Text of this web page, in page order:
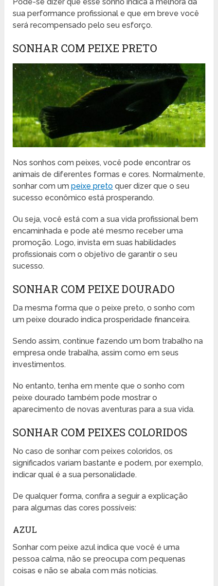
Pode-se dizer que esse sonho indica a melhora da
sua performance profissional e que em breve você
será recompensado pelo seu esforço.
SONHAR COM PEIXE PRETO
Nos sonhos com peixes, você pode encontrar os
animais de diferentes formas e cores. Normalmente,
sonhar com umpeixe preto quer dizer que o seu
sucesso econômico está prosperando.
Ou seja, você está com a sua vida profissional bem
encaminhada e pode até mesmo receber uma
promoção. Logo, invista em suas habilidades
profissionais com o objetivo de garantir o seu
sucesso.
SONHAR COM PEIXE DOURADO
Da mesma forma que o peixe preto, o sonho com
um peixe dourado indica prosperidade financeira.
Sendo assim, continue fazendo um bom trabalho na
empresa onde trabalha, assim como em seus
investimentos.
No entanto, tenha em mente que o sonho com
peixe dourado também pode mostrar o
aparecimento de novas aventuras para a sua vida.
SONHAR COM PEIXES COLORIDOS
No caso de sonhar com peixes coloridos, os
significados variam bastante e podem, por exemplo,
indicar qual é a sua personalidade.
De qualquer forma, confira a seguir a explicação
para algumas das cores possíveis:
AZUL
Sonhar com peixe azul indica que você é uma
pessoa calma, não se preocupa com pequenas
coisas e não se abala com más notícias.